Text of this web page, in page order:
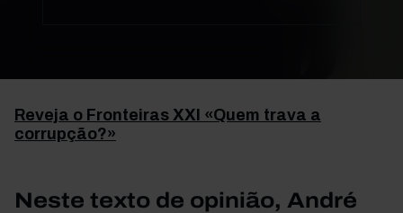
Reveja o Fronteiras XXI «Quem trava a
corrupção?»
Neste texto de opinião, André